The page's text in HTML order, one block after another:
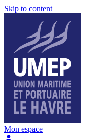
Skip to content
Mon espace